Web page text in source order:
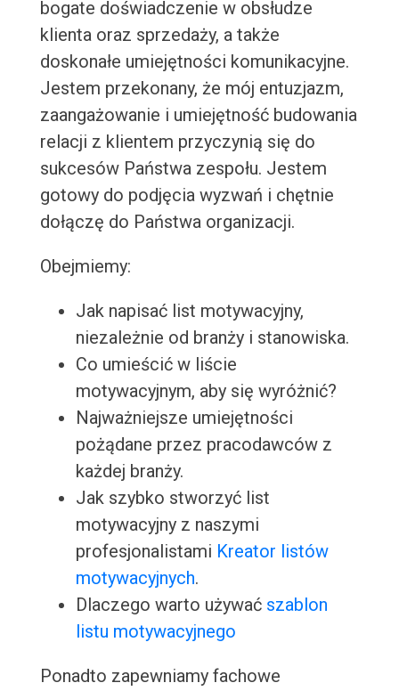
bogate doświadczenie w obsłudze
klienta oraz sprzedaży, a także
doskonałe umiejętności komunikacyjne.
Jestem przekonany, że mój entuzjazm,
zaangażowanie i umiejętność budowania
relacji z klientem przyczynią się do
sukcesów Państwa zespołu. Jestem
gotowy do podjęcia wyzwań i chętnie
dołączę do Państwa organizacji.
Obejmiemy:
Jak napisać list motywacyjny,
niezależnie od branży i stanowiska.
Co umieścić w liście
motywacyjnym, aby się wyróżnić?
Najważniejsze umiejętności
pożądane przez pracodawców z
każdej branży.
Jak szybko stworzyć list
motywacyjny z naszymi
profesjonalistami Kreator listów
motywacyjnych.
Dlaczego warto używać szablon
listu motywacyjnego
Ponadto zapewniamy fachowe